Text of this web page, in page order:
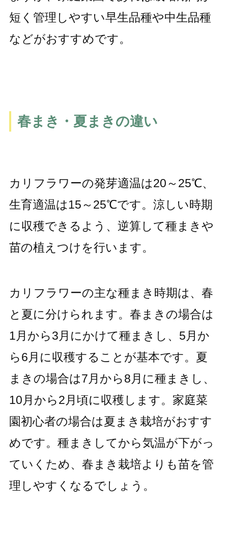
短く管理しやすい早生品種や中生品種
などがおすすめです。
春まき・夏まきの違い
カリフラワーの発芽適温は20～25℃、
生育適温は15～25℃です。涼しい時期
に収穫できるよう、逆算して種まきや
苗の植えつけを行います。
カリフラワーの主な種まき時期は、春
と夏に分けられます。春まきの場合は
1月から3月にかけて種まきし、5月か
ら6月に収穫することが基本です。夏
まきの場合は7月から8月に種まきし、
10月から2月頃に収穫します。家庭菜
園初心者の場合は夏まき栽培がおすす
めです。種まきしてから気温が下がっ
ていくため、春まき栽培よりも苗を管
理しやすくなるでしょう。